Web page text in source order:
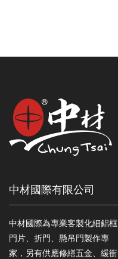
中材國際有限公司
中材國際為專業客製化細鋁框
門片、折門、懸吊門製作專
家，另有供應修繕五金、緩衝